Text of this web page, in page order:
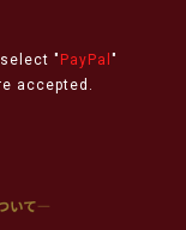
" PayPal "
accepted.